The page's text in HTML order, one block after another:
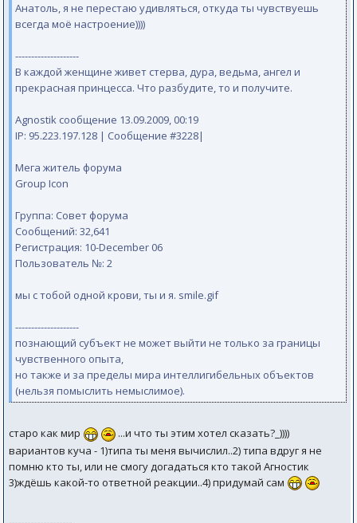
Анатоль, я не перестаю удивляться, откуда ты чувствуешь
всегда моё настроение))))
--------------------
В каждой женщине живет стерва, дура, ведьма, ангел и
прекрасная принцесса. Что разбудите, то и получите.
Agnostik сообщение 13.09.2009, 00:19
IP: 95.223.197.128 | Сообщение #3228|
Мега житель форума
Group Icon
Группа: Совет форума
Сообщений: 32,641
Регистрация: 10-December 06
Пользователь №: 2
мы с тобой одной крови, ты и я. smile.gif
--------------------
познающий субъект не может выйти не только за границы
чувственного опыта,
но также и за пределы мира интеллигибельных объектов
(нельзя помыслить немыслимое).
старо как мир
...и что ты этим хотел сказать?_))))
вариантов куча - 1)типа ты меня вычислил..2) типа вдруг я не
помню кто ты, или не смогу догадаться кто такой Агностик
3)ждёшь какой-то ответной реакции..4) придумай сам